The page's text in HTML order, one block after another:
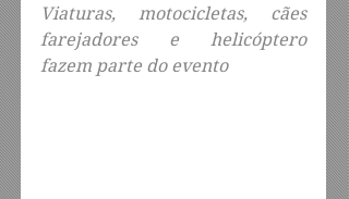
Viaturas, motocicletas, cães
farejadores e helicóptero
fazem parte do evento